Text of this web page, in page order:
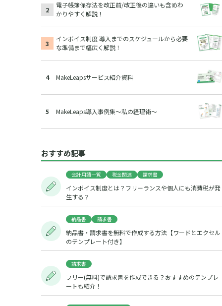
電子帳簿保存法を改正前/改正後の違いも含めわ
かりやすく解説！
インボイス制度 導入までのスケジュールから必要
な準備まで幅広く解説！
MakeLeapsサービス紹介資料
MakeLeaps導入事例集～私の経理術～
おすすめ記事
会計用語一覧 税金関連 請求書
インボイス制度とは？フリーランスや個人にも消費税が発
生する？
納品書 請求書
納品書・請求書を無料で作成する方法【ワードとエクセル
のテンプレート付き】
請求書
フリー(無料)で請求書を作成できる？おすすめのテンプレ
ートも紹介！